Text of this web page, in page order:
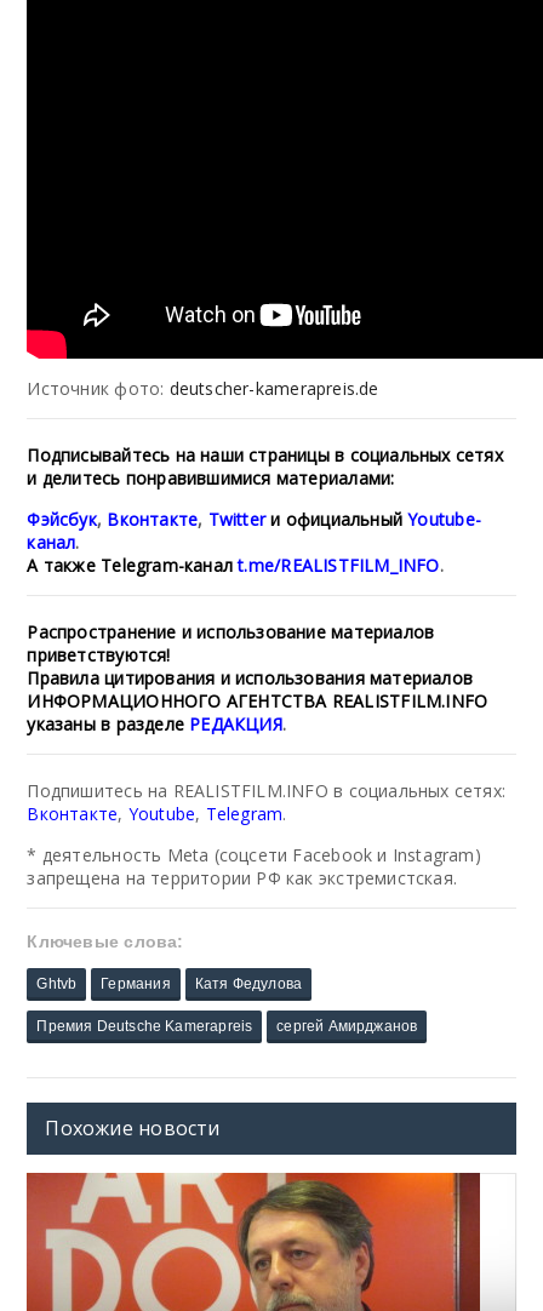
Источник фото: deutscher-kamerapreis.de
Подписывайтесь на наши страницы в социальных сетях
и делитесь понравившимися материалами:
Фэйсбук, Вконтакте, Twitter и официальный Youtube-
канал.
А также Telegram-канал t.me/REALISTFILM_INFO.
Распространение и использование материалов
приветствуются!
Правила цитирования и использования материалов
ИНФОРМАЦИОННОГО АГЕНТСТВА REALISTFILM.INFO
указаны в разделе РЕДАКЦИЯ.
Подпишитесь на REALISTFILM.INFO в социальных сетях:
Вконтакте, Youtube, Telegram.
* деятельность Meta (соцсети Facebook и Instagram)
запрещена на территории РФ как экстремистская.
Ключевые слова:
Ghtvb Германия Катя Федулова
Премия Deutsche Kamerapreis сергей Амирджанов
Похожие новости